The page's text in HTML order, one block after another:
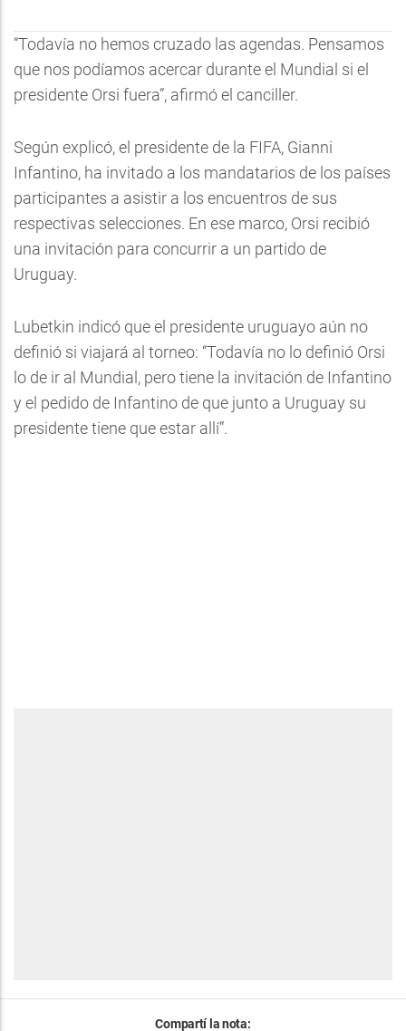
“Todavía no hemos cruzado las agendas. Pensamos
que nos podíamos acercar durante el Mundial si el
presidente Orsi fuera”, afirmó el canciller.
Según explicó, el presidente de la FIFA, Gianni
Infantino, ha invitado a los mandatarios de los países
participantes a asistir a los encuentros de sus
respectivas selecciones. En ese marco, Orsi recibió
una invitación para concurrir a un partido de
Uruguay.
Lubetkin indicó que el presidente uruguayo aún no
definió si viajará al torneo: “Todavía no lo definió Orsi
lo de ir al Mundial, pero tiene la invitación de Infantino
y el pedido de Infantino de que junto a Uruguay su
presidente tiene que estar allí”.
Compartí la nota: